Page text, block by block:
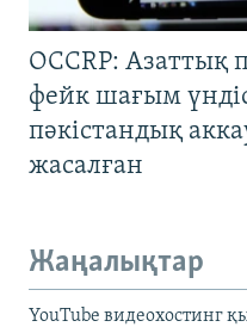
OCCRP: Азаттық
фейк шағым
пәкістандық
жасалған
Жаңалықтар
YouTube видеохостинг